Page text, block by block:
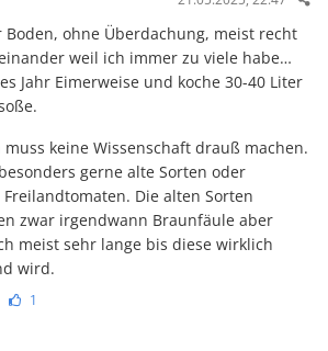
Boden, ohne Überdachung, meist recht
weil ich immer zu viele habe…
Jahr Eimerweise und koche 30-40 Liter
muss keine Wissenschaft drauß machen.
gerne alte Sorten oder
Die alten Sorten
zwar irgendwann Braunfäule aber
meist sehr lange bis diese wirklich
wird.
1